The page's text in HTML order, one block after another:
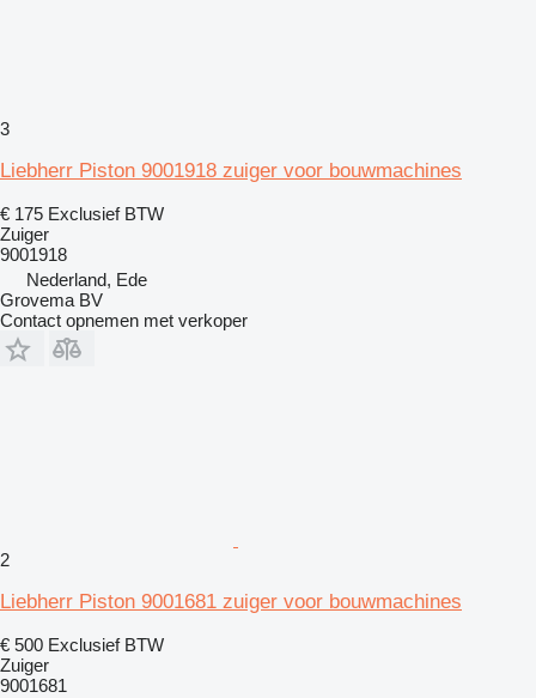
3
Liebherr Piston 9001918 zuiger voor bouwmachines
€ 175 Exclusief BTW
Zuiger
9001918
Nederland, Ede
Grovema BV
Contact opnemen met verkoper
2
Liebherr Piston 9001681 zuiger voor bouwmachines
€ 500 Exclusief BTW
Zuiger
9001681